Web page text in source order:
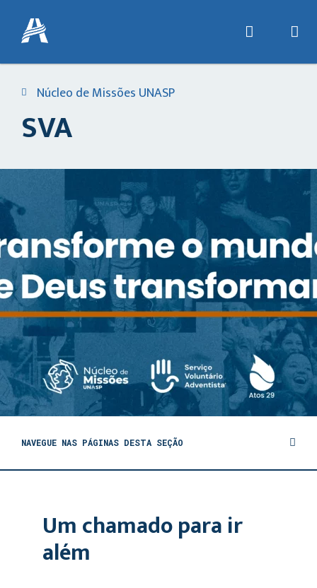
Núcleo de Missões UNASP
SVA
NAVEGUE NAS PÁGINAS DESTA SEÇÃO
Um chamado para ir
além